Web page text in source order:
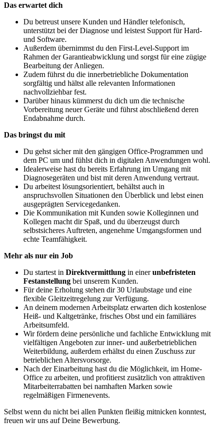
Das erwartet dich
Du betreust unsere Kunden und Händler telefonisch,
unterstützt bei der Diagnose und leistest Support für Hard-
und Software.
Außerdem übernimmst du den First-Level-Support im
Rahmen der Garantieabwicklung und sorgst für eine zügige
Bearbeitung der Anliegen.
Zudem führst du die innerbetriebliche Dokumentation
sorgfältig und hältst alle relevanten Informationen
nachvollziehbar fest.
Darüber hinaus kümmerst du dich um die technische
Vorbereitung neuer Geräte und führst abschließend deren
Endabnahme durch.
Das bringst du mit
Du gehst sicher mit den gängigen Office-Programmen und
dem PC um und fühlst dich in digitalen Anwendungen wohl.
Idealerweise hast du bereits Erfahrung im Umgang mit
Diagnosegeräten und bist mit deren Anwendung vertraut.
Du arbeitest lösungsorientiert, behältst auch in
anspruchsvollen Situationen den Überblick und lebst einen
ausgeprägten Servicegedanken.
Die Kommunikation mit Kunden sowie Kolleginnen und
Kollegen macht dir Spaß, und du überzeugst durch
selbstsicheres Auftreten, angenehme Umgangsformen und
echte Teamfähigkeit.
Mehr als nur ein Job
Du startest in Direktvermittlung in einerunbefristeten
Festanstellung bei unserem Kunden.
Für deine Erholung stehen dir 30 Urlaubstage und eine
flexible Gleitzeitregelung zur Verfügung.
An deinem modernen Arbeitsplatz erwarten dich kostenlose
Heiß- und Kaltgetränke, frisches Obst und ein familiäres
Arbeitsumfeld.
Wir fördern deine persönliche und fachliche Entwicklung mit
vielfältigen Angeboten zur inner- und außerbetrieblichen
Weiterbildung, außerdem erhältst du einen Zuschuss zur
betrieblichen Altersvorsorge.
Nach der Einarbeitung hast du die Möglichkeit, im Home-
Office zu arbeiten, und profitierst zusätzlich von attraktiven
Mitarbeiterrabatten bei namhaften Marken sowie
regelmäßigen Firmenevents.
Selbst wenn du nicht bei allen Punkten fleißig mitnicken konntest,
freuen wir uns auf Deine Bewerbung.